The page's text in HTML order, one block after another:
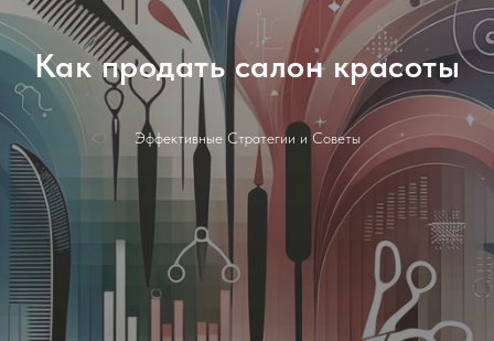
Как продать салон красоты
Эффективные Стратегии и Советы